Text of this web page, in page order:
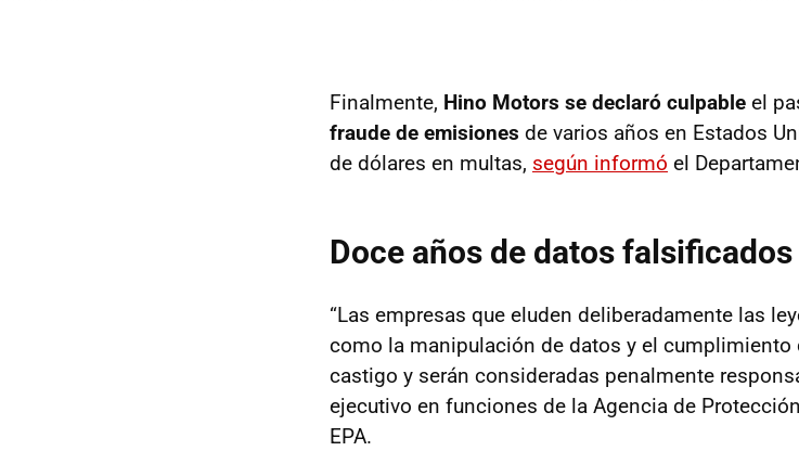
Finalmente, Hino Motors se declaró culpable el
fraude de emisiones de varios años en Estados
de dólares en multas, según informó el
Doce años de datos falsificados
“Las empresas que eluden deliberadamente las
como la manipulación de datos y el cumplimiento
castigo y serán consideradas penalmente
ejecutivo en funciones de la Agencia de
EPA.